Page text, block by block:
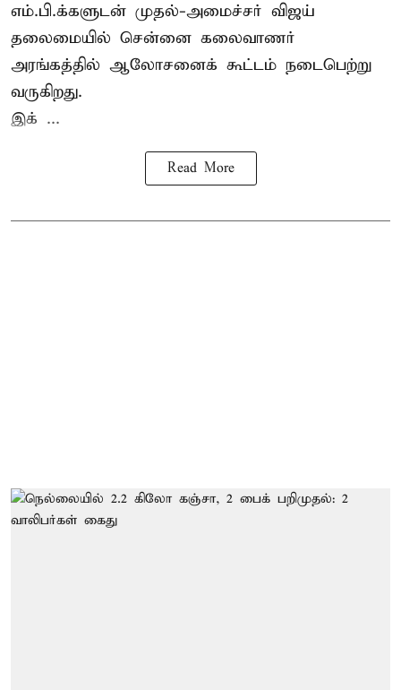
எம்.பி.க்களுடன் முதல்-அமைச்சர் விஜய்
தலைமையில் சென்னை கலைவாணர்
அரங்கத்தில் ஆலோசனைக் கூட்டம் நடைபெற்று
வருகிறது.
இக் ...
Read More